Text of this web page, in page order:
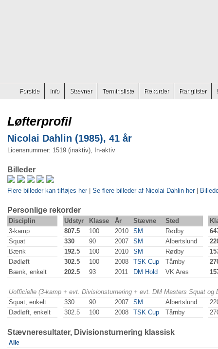
Forside Info Stævner Terminsliste Rekorder Ranglister
Løfterprofil
Nicolai Dahlin (1985), 41 år
Licensnummer: 1519 (inaktiv), In-aktiv
Billeder
Flere billeder kan tilføjes her| Se flere billeder af Nicolai Dahlin her|
Personlige rekorder
Disciplin Udstyr Klasse År Stævne Sted
3-kamp
807.5 100 2010 SM Rødby
Squat
330 90 2007 SM Albertslund
Bænk
192.5 100 2010 SM Rødby
Dødløft
302.5 100 2008 TSK Cup Tårnby
Bænk, enkelt
202.5 93 2011 DM Hold VK Ares
Uofficielle (3-kamp + evt. Divisionsturnering + evt. DM Masters Squat
Squat, enkelt
330 90 2007 SM Albertslund
Dødløft, enkelt
302.5 100 2008 TSK Cup Tårnby
Stævneresultater, Divisionsturnering klassisk
Alle